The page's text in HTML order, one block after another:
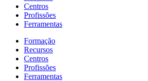
Centros
Profissões
Ferramentas
Formação
Recursos
Centros
Profissões
Ferramentas